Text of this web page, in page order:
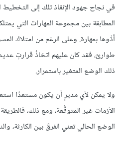
في نجاح جهود الإنقاذ تلك إلى
المطابقة بين مجموعة المهارات التي
أدَّوها بمهارة. وعلى الرغم من امتلاك
طوارئ، فقد كان عليهم اتخاذُ قرارتٍ
ذلك الوضع المتغير باستمرار.
ولا يمكن لأي مديرٍ أن يكون مستعدًا
الأزمات غير المتوقَّعة، ومع ذلك،
الوضع الحالي تعني الفرقَ بين الكارثة،